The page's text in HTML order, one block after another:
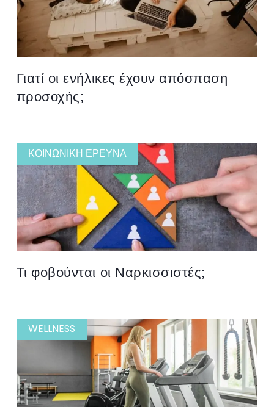
Γιατί οι ενήλικες έχουν απόσπαση
προσοχής;
ΚΟΙΝΩΝΙΚΉ ΈΡΕΥΝΑ
Τι φοβούνται οι Ναρκισσιστές;
WELLNESS